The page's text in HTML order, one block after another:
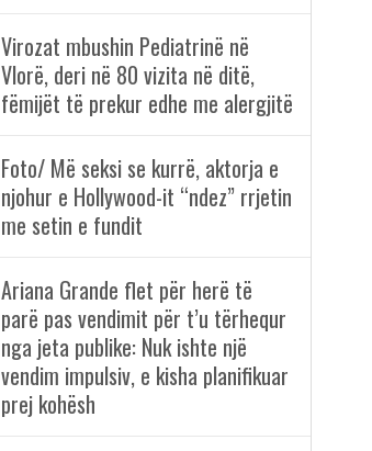
Virozat mbushin Pediatrinë në
Vlorë, deri në 80 vizita në ditë,
fëmijët të prekur edhe me alergjitë
Foto/ Më seksi se kurrë, aktorja e
njohur e Hollywood-it “ndez” rrjetin
me setin e fundit
Ariana Grande flet për herë të
parë pas vendimit për t’u tërhequr
nga jeta publike: Nuk ishte një
vendim impulsiv, e kisha planifikuar
prej kohësh